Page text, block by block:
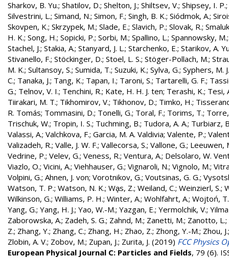
Sharkov, B. Yu.; Shatilov, D.; Shelton, J.; Shiltsev, V.; Shipsey, I. P.;
Silvestrini, L.; Simand, N.; Simon, F.; Singh, B. K.; Siódmok, A.;
Skovpen, K.; Skrzypek, M.; Slade, E.; Slavich, P.; Slovak, R.;
H. K.; Song, H.; Sopicki, P.; Sorbi, M.; Spallino, L.; Spannowsky, M.
Stachel, J.; Stakia, A.; Stanyard, J. L.; Starchenko, E.; Starikov, A.
Stivanello, F.; Stöckinger, D.; Stoel, L. S.; Stöger-Pollach, M.;
M. K.; Sultansoy, S.; Sumida, T.; Suzuki, K.; Sylva, G.; Syphers, M. J.
C.; Tanaka, J.; Tang, K.; Tapan, I.; Taroni, S.; Tartarelli, G. F.;
G.; Telnov, V. I.; Tenchini, R.; Kate, H. H. J. ten; Terashi, K.; Tesi,
Tiirakari, M. T.; Tikhomirov, V.; Tikhonov, D.; Timko, H.;
R. Tomás; Tommasini, D.; Tonelli, G.; Toral, F.; Torims, T.;
Trischuk, W.; Tropin, I. S.; Tuchming, B.; Tudora, A. A.; Turbiarz,
Valassi, A.; Valchkova, F.; Garcia, M. A. Valdivia; Valente, P.;
Valizadeh, R.; Valle, J. W. F.; Vallecorsa, S.; Vallone, G.; Leeuwen,
Vedrine, P.; Velev, G.; Veness, R.; Ventura, A.; Delsolaro, W.
Viazlo, O.; Vicini, A.; Viehhauser, G.; Vignaroli, N.; Vignolo, M.;
Volpini, G.; Ahnen, J. von; Vorotnikov, G.; Voutsinas, G. G.;
Watson, T. P.; Watson, N. K.; Wa̧s, Z.; Weiland, C.; Weinzierl, S.;
Wilkinson, G.; Williams, P. H.; Winter, A.; Wohlfahrt, A.; Wojtoń, T.
Yang, G.; Yang, H. J.; Yao, W.-M.; Yazgan, E.; Yermolchik, V.;
Zaborowska, A.; Zadeh, S. G.; Zahnd, M.; Zanetti, M.; Zanotto, L.;
Z.; Zhang, Y.; Zhang, C.; Zhang, H.; Zhao, Z.; Zhong, Y.-M.; Zhou, J.
Zlobin, A. V.; Zobov, M.; Zupan, J.; Zurita, J. (2019) FCC Physics
European Physical Journal C: Particles and Fields, 79 (6).